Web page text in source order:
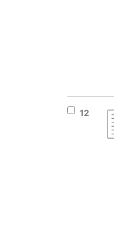
Вибрати
12